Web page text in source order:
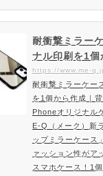
ルケースを作りた
ッション性と柔軟
グラデーションケ
登場！Iridescent
ルで作成・印刷可
ナルで作れる「
ちろん1個から作
耐衝撃ミラー
ナル印刷を1個
ミラーの耐衝
ナルケースを
（メーク）
耐衝撃ミラーケー
を1個から作成｜
Phoneオリジナル
E-Q（メーク）新
ップミラーケース
ァッション性がア
スマホケース！1